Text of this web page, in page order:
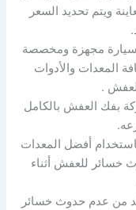
ويتم تحديد السعر
سيارة مجهزة ومخصصة
المعدات والأدوات
.
بفك العفش بالكامل
أفضل المعدات
خسائر للعفش أثناء
من عدم حدوث خسائر